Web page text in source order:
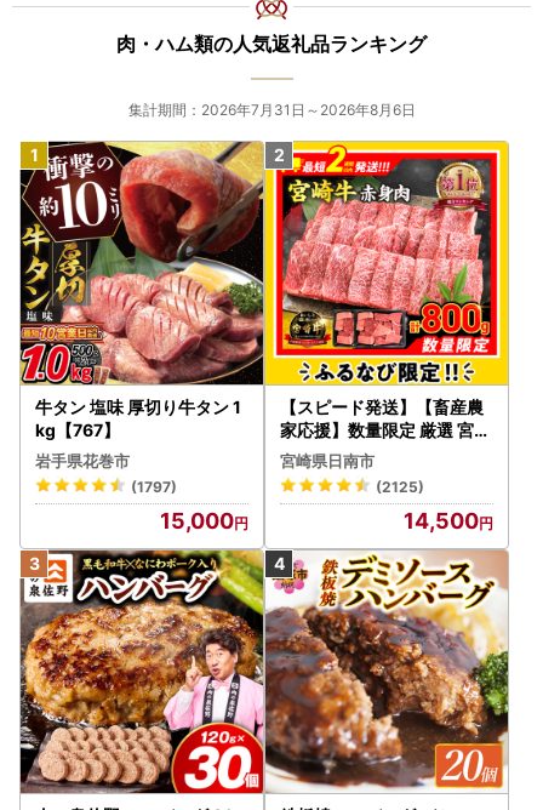
肉・ハム類の人気返礼品ランキング
集計期間：2026年7月31日～2026年8月6日
牛タン 塩味 厚切り牛タン 1
kg【767】
岩手県花巻市
(1797)
15,000
【スピード発送】【畜産農
家応援】数量限定 厳選 宮崎
牛 赤身 焼肉 計800g FN-Li
mited-PR_BDV5-26-2W
宮崎県日南市
(2125)
14,500